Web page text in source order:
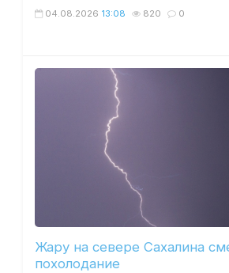
04.08.2026 13:08 820 0
Жару на севере Сахалина
похолодание